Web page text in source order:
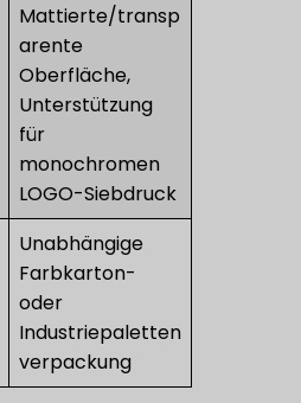
Mattierte/transp
arente
Oberfläche,
Unterstützung
für
monochromen
LOGO-Siebdruck
Unabhängige
Farbkarton-
oder
Industriepaletten
verpackung